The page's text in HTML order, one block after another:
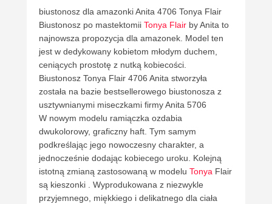
biustonosz dla amazonki Anita 4706 Tonya Flair
Biustonosz po mastektomii Tonya Flair by Anita to
najnowsza propozycja dla amazonek. Model ten
jest w dedykowany kobietom młodym duchem,
ceniących prostotę z nutką kobiecości.
Biustonosz Tonya Flair 4706 Anita stworzyła
została na bazie bestsellerowego biustonosza z
usztywnianymi miseczkami firmy Anita 5706
W nowym modelu ramiączka ozdabia
dwukolorowy, graficzny haft. Tym samym
podkreślając jego nowoczesny charakter, a
jednocześnie dodając kobiecego uroku. Kolejną
istotną zmianą zastosowaną w modelu Tonya Flair
są kieszonki . Wyprodukowana z niezwykle
przyjemnego, miękkiego i delikatnego dla ciała